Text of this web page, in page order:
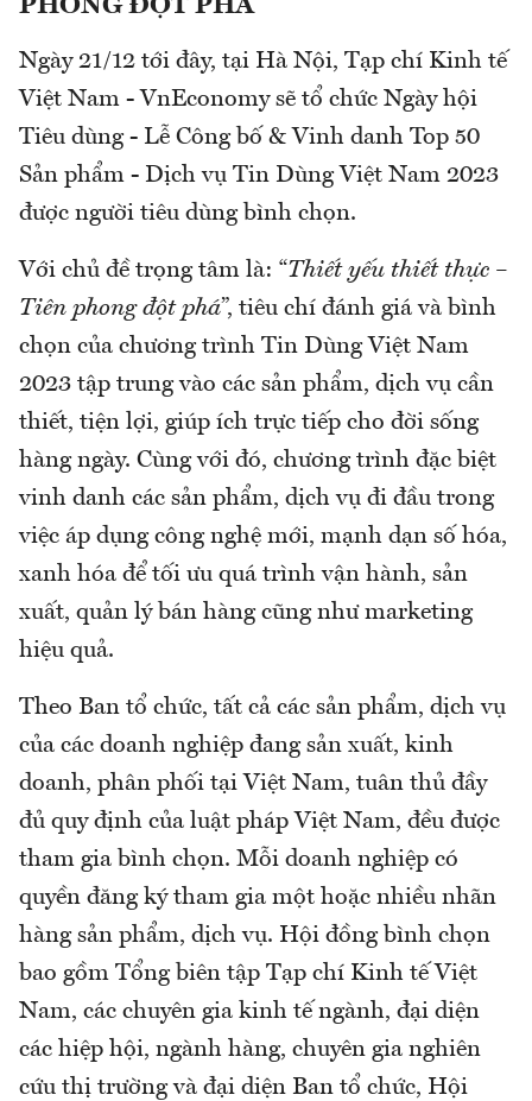
PHONG ĐỘT PHÁ
Ngày 21/12 tới đây, tại Hà Nội, Tạp chí Kinh tế
Việt Nam - VnEconomy sẽ tổ chức Ngày hội
Tiêu dùng - Lễ Công bố & Vinh danh Top 50
Sản phẩm - Dịch vụ Tin Dùng Việt Nam 2023
được người tiêu dùng bình chọn.
Với chủ đề trọng tâm là: “Thiết yếu thiết thực –
Tiên phong đột phá”, tiêu chí đánh giá và bình
chọn của chương trình Tin Dùng Việt Nam
2023 tập trung vào các sản phẩm, dịch vụ cần
thiết, tiện lợi, giúp ích trực tiếp cho đời sống
hàng ngày. Cùng với đó, chương trình đặc biệt
vinh danh các sản phẩm, dịch vụ đi đầu trong
việc áp dụng công nghệ mới, mạnh dạn số hóa,
xanh hóa để tối ưu quá trình vận hành, sản
xuất, quản lý bán hàng cũng như marketing
hiệu quả.
Theo Ban tổ chức, tất cả các sản phẩm, dịch vụ
của các doanh nghiệp đang sản xuất, kinh
doanh, phân phối tại Việt Nam, tuân thủ đầy
đủ quy định của luật pháp Việt Nam, đều được
tham gia bình chọn. Mỗi doanh nghiệp có
quyền đăng ký tham gia một hoặc nhiều nhãn
hàng sản phẩm, dịch vụ. Hội đồng bình chọn
bao gồm Tổng biên tập Tạp chí Kinh tế Việt
Nam, các chuyên gia kinh tế ngành, đại diện
các hiệp hội, ngành hàng, chuyên gia nghiên
cứu thị trường và đại diện Ban tổ chức, Hội